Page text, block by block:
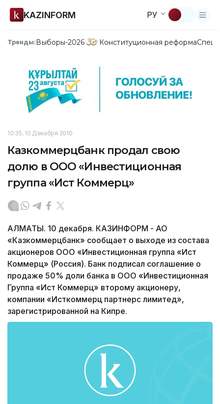
KAZINFORM РУ
Тренды:Выборы-2026 Конституционная реформа
10:35, 10 Декабря 2010
Казкоммерцбанк продал свою
долю в ООО «Инвестиционная
группа «Ист Коммерц»
АЛМАТЫ. 10 декабря. КАЗИНФОРМ - АО
«Казкоммерцбанк» сообщает о выходе из состава
акционеров ООО «Инвестиционная группа «Ист
Коммерц» (Россия). Банк подписал соглашение о
продаже 50% доли банка в ООО «Инвестиционная
Группа «Ист Коммерц» второму акционеру,
компании «Исткоммерц партнерс лимитед»,
зарегистрированной на Кипре.